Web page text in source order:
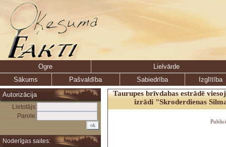
Ogre
Lielvārde
Sākums
Pašvaldība Sabiedrība
Izglītība
Autorizācija
Lietotājs:
Parole:
Noderīgas saites:
Taurupes brīvdabas estrādē
izrādi "Skroderdienas